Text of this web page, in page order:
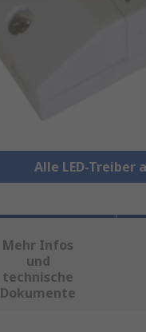
Alle LED-Treiber
Mehr Infos
und
technische
Dokumente